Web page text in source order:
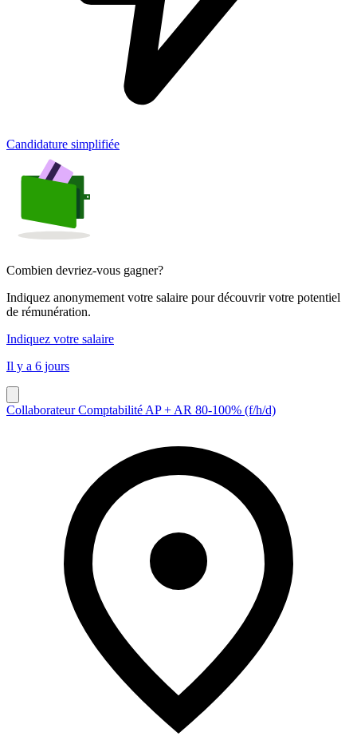
Candidature simplifiée
Combien devriez-vous gagner?
Indiquez anonymement votre salaire pour découvrir votre potentiel
de rémunération.
Indiquez votre salaire
Il y a 6 jours
Collaborateur Comptabilité AP + AR 80-100% (f/h/d)